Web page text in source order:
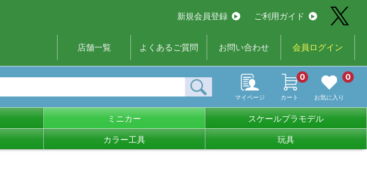
新規会員登録 ご利用ガイド
店舗一覧 よくあるご質問 お問い合わせ 会員ログイン
マイページ カート
0
お気に入り
0
ミニカー スケールプラモデル
カラー工具 玩具